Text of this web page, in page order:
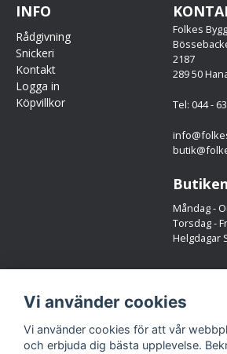
INFO
Rådgivning
Snickeri
Kontakt
Logga in
Köpvillkor
Folkes
2187
289 50
Tel: 044 -
Måndag -
Torsdag -
Helgdagar
Facebook
Instagram
Vi använder cookies
Vi använder cookies för att vår
och erbjuda dig bästa upplevelse.